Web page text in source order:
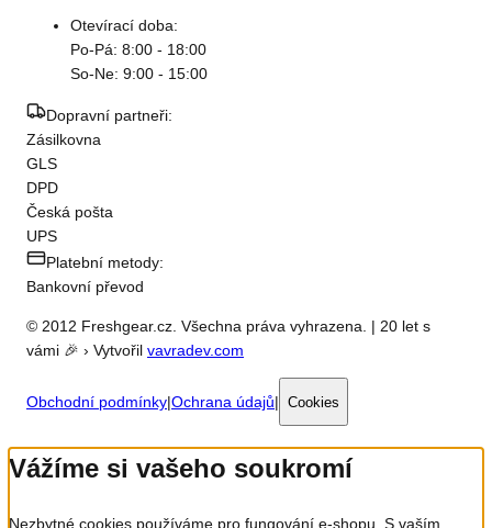
Otevírací doba:
Po-Pá: 8:00 - 18:00
So-Ne: 9:00 - 15:00
Dopravní partneři:
Zásilkovna
GLS
DPD
Česká pošta
UPS
Platební metody:
Bankovní převod
© 2012 Freshgear.cz. Všechna práva vyhrazena. | 20 let s
vámi 🎉 › Vytvořil vavradev.com
Obchodní podmínky|Ochrana údajů| Cookies
Vážíme si vašeho soukromí
Nezbytné cookies používáme pro fungování e-shopu. S vaším